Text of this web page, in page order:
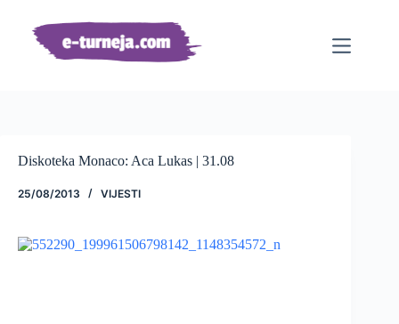
sadržaj
Diskoteka Monaco: Aca Lukas | 31.08
25/08/2013 VIJESTI